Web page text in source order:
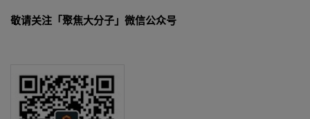
敬请关注「聚焦大分子」微信公众号